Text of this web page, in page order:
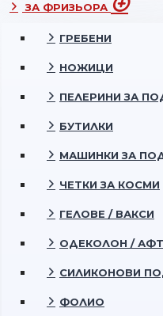
ЗА ФРИЗЬОРА
ГРЕБЕНИ
НОЖИЦИ
ПЕЛЕРИНИ ЗА
БУТИЛКИ
МАШИНКИ ЗА
ЧЕТКИ ЗА КОСМИ
ГЕЛОВЕ / ВАКСИ
ОДЕКОЛОН /
СИЛИКОНОВИ
ФОЛИО